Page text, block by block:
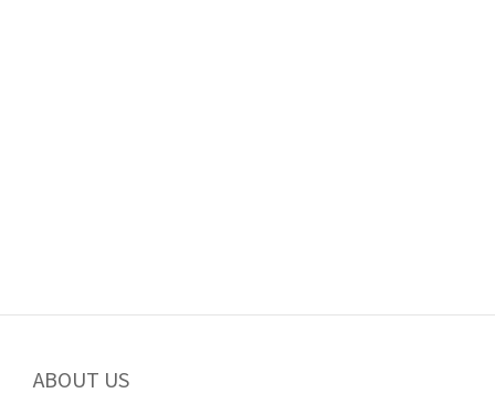
ABOUT US